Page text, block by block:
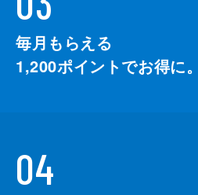
毎月もらえる
1,200ポイントでお得に。
04